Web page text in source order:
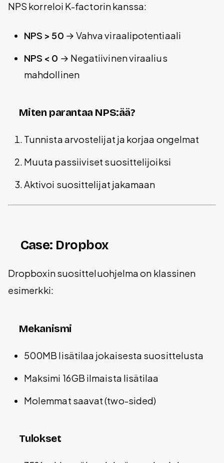
NPS korreloi K-factorin kanssa:
NPS > 50 → Vahva viraalipotentiaali
NPS < 0 → Negatiivinen viraalius
mahdollinen
Miten parantaa NPS:ää?
Tunnista arvostelijat ja korjaa ongelmat
Muuta passiiviset suosittelijoiksi
Aktivoi suosittelijat jakamaan
Case: Dropbox
Dropboxin suositteluohjelma on klassinen
esimerkki:
Mekanismi
500MB lisätilaa jokaisesta suosittelusta
Maksimi 16GB ilmaista lisätilaa
Molemmat saavat (two-sided)
Tulokset